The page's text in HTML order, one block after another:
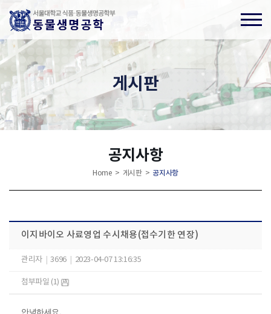
게시판
공지사항
Home > 게시판 > 공지사항
이지바이오 사료영업 수시채용(접수기한 연장)
관리자 3696 2023-04-07 13:16:35
첨부파일 (1)
​안녕하세요.